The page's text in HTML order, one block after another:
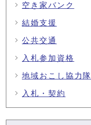
空き家バンク
結婚支援
公共交通
入札参加資格
地域おこし協力隊
入札・契約